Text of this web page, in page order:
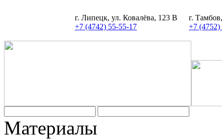
г. Липецк, ул. Ковалёва, 123 В
+7 (4742) 55-55-17
г.
+7 (4752)
Материалы
Задать вопрос